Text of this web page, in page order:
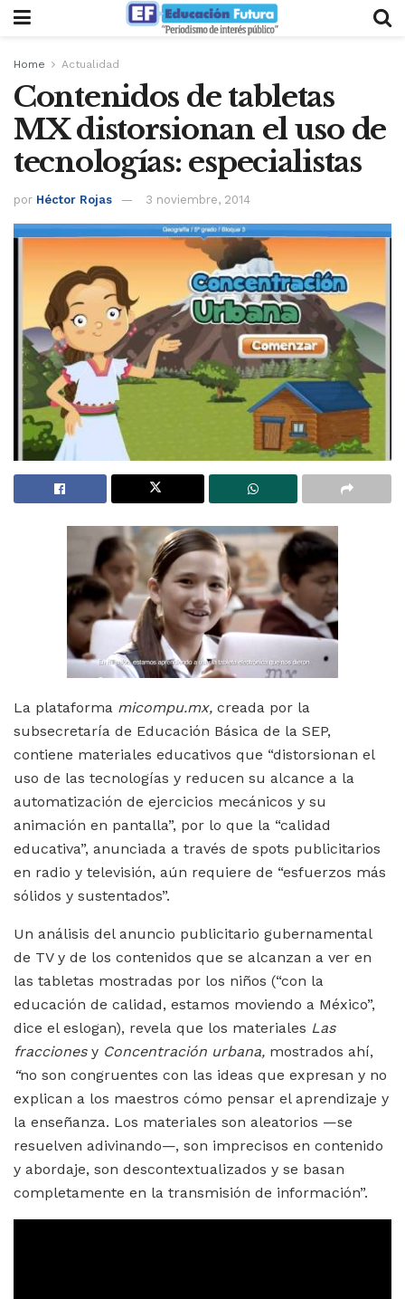
Home Actualidad
Contenidos de tabletas
MX distorsionan el uso de
tecnologías: especialistas
por Héctor Rojas 3 noviembre, 2014
La plataforma micompu.mx, creada por la
subsecretaría de Educación Básica de la SEP,
contiene materiales educativos que “distorsionan el
uso de las tecnologías y reducen su alcance a la
automatización de ejercicios mecánicos y su
animación en pantalla”, por lo que la “calidad
educativa”, anunciada a través de spots publicitarios
en radio y televisión, aún requiere de “esfuerzos más
sólidos y sustentados”.
Un análisis del anuncio publicitario gubernamental
de TV y de los contenidos que se alcanzan a ver en
las tabletas mostradas por los niños (“con la
educación de calidad, estamos moviendo a México”,
dice el eslogan), revela que los materiales Las
fraccionesy Concentración urbana, mostrados ahí,
“no son congruentes con las ideas que expresan y no
explican a los maestros cómo pensar el aprendizaje y
la enseñanza. Los materiales son aleatorios —se
resuelven adivinando—, son imprecisos en contenido
y abordaje, son descontextualizados y se basan
completamente en la transmisión de información”.